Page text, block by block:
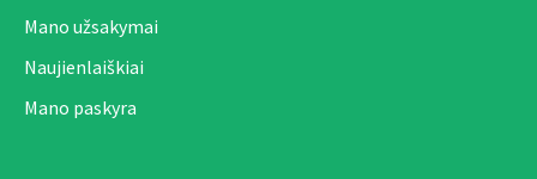
Mano užsakymai
Naujienlaiškiai
Mano paskyra